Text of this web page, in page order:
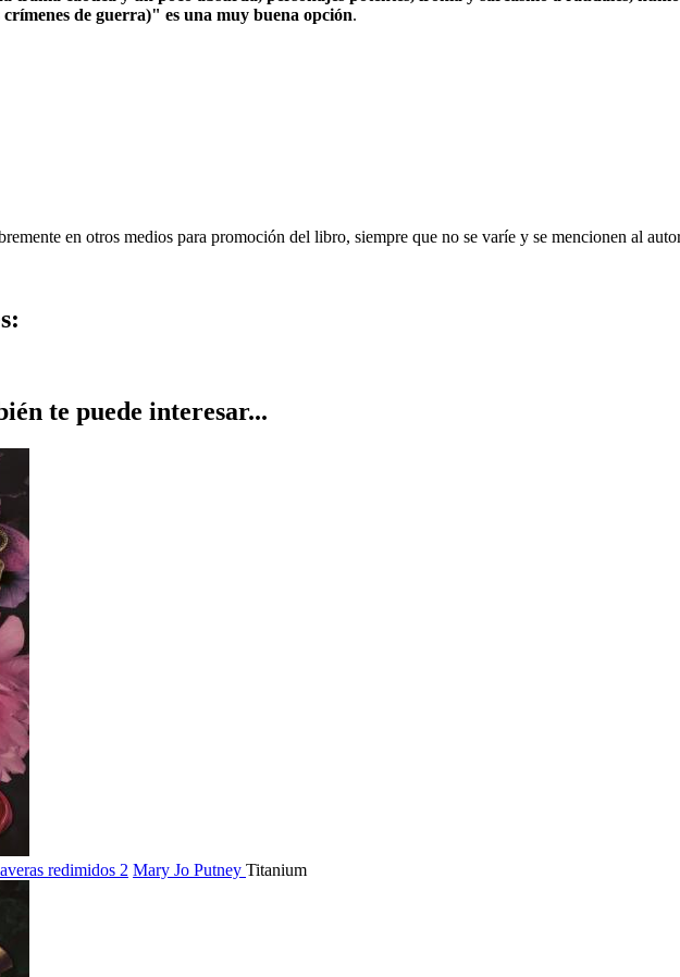
de guerra)" es una muy buena opción.
en otros medios para promoción del libro, siempre que no se varíe y se mencionen al
te puede interesar...
redimidos 2 Mary Jo Putney Titanium